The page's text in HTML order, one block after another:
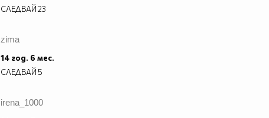
СЛЕДВАЙ23
zima
14 год. 6 мес.
СЛЕДВАЙ5
irena_1000